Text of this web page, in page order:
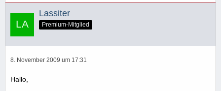
Lassiter
Premium-Mitglied
8. November 2009 um 17:31
Hallo,